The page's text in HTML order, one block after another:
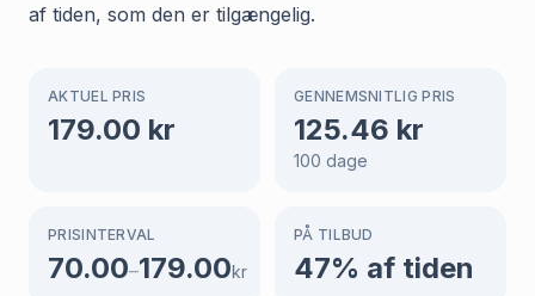
af tiden, som den er tilgængelig.
AKTUEL PRIS
179.00 kr
GENNEMSNITLIG PRIS
125.46 kr
100 dage
PRISINTERVAL
70.00–179.00kr
PÅ TILBUD
47% af tiden